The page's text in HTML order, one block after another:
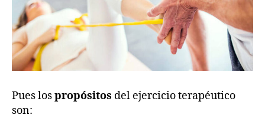
Pues lospropósitos del ejercicio terapéutico
son: